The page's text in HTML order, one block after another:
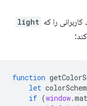
را که light
function
let
if (window.